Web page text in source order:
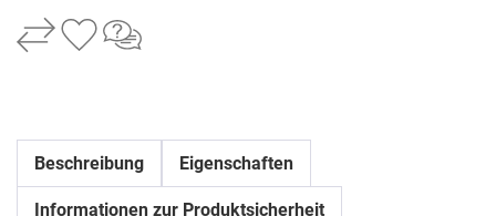
Beschreibung Eigenschaften
Informationen zur Produktsicherheit